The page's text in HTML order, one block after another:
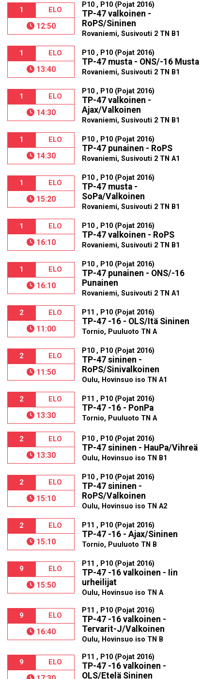
1 ELO
12:50
P10 , P10 (Pojat 2016)
TP-47 valkoinen -
RoPS/Sininen
Rovaniemi, Susivouti 2 TN B1
1 ELO
13:40
P10 , P10 (Pojat 2016)
TP-47 musta - ONS/-16 Musta
Rovaniemi, Susivouti 2 TN B1
1 ELO
14:30
P10 , P10 (Pojat 2016)
TP-47 valkoinen -
Ajax/Valkoinen
Rovaniemi, Susivouti 2 TN B1
1 ELO
14:30
P10 , P10 (Pojat 2016)
TP-47 punainen - RoPS
Rovaniemi, Susivouti 2 TN A1
1 ELO
15:20
P10 , P10 (Pojat 2016)
TP-47 musta -
SoPa/Valkoinen
Rovaniemi, Susivouti 2 TN B1
1 ELO
16:10
P10 , P10 (Pojat 2016)
TP-47 valkoinen - RoPS
Rovaniemi, Susivouti 2 TN B1
1 ELO
16:10
P10 , P10 (Pojat 2016)
TP-47 punainen - ONS/-16
Punainen
Rovaniemi, Susivouti 2 TN A1
2 ELO
11:00
P11 , P10 (Pojat 2016)
TP-47 -16 - OLS/Itä Sininen
Tornio, Puuluoto TN A
2 ELO
11:50
P10 , P10 (Pojat 2016)
TP-47 sininen -
RoPS/Sinivalkoinen
Oulu, Hovinsuo iso TN A1
2 ELO
13:30
P11 , P10 (Pojat 2016)
TP-47 -16 - PonPa
Tornio, Puuluoto TN A
2 ELO
13:30
P10 , P10 (Pojat 2016)
TP-47 sininen - HauPa/Vihreä
Oulu, Hovinsuo iso TN B1
2 ELO
15:10
P10 , P10 (Pojat 2016)
TP-47 sininen -
RoPS/Valkoinen
Oulu, Hovinsuo iso TN A2
2 ELO
15:10
P11 , P10 (Pojat 2016)
TP-47 -16 - Ajax/Sininen
Tornio, Puuluoto TN B
9 ELO
15:50
P11 , P10 (Pojat 2016)
TP-47 -16 valkoinen - Iin
urheilijat
Oulu, Hovinsuo iso TN A
9 ELO
16:40
P11 , P10 (Pojat 2016)
TP-47 -16 valkoinen -
Tervarit-J/Valkoinen
Oulu, Hovinsuo iso TN B
9 ELO
P11 , P10 (Pojat 2016)
TP-47 -16 valkoinen -
OLS/Etelä Sininen